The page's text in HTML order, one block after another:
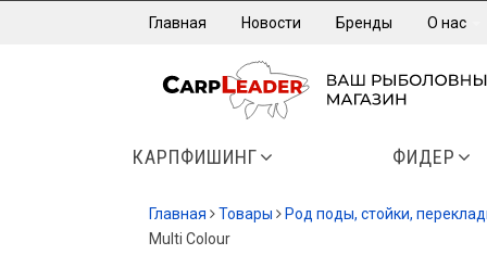
Главная Новости Бренды О нас
КАРПФИШИНГ ФИДЕР
Главная Товары Род поды, стойки,
Multi Colour